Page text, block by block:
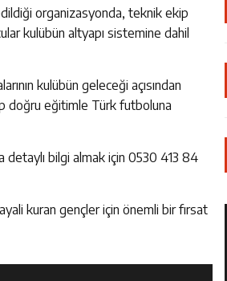
organizasyonda, teknik ekip
kulübün altyapı sistemine dahil
kulübün geleceği açısından
doğru eğitimle Türk futboluna
detaylı bilgi almak için 0530 413 84
kuran gençler için önemli bir fırsat